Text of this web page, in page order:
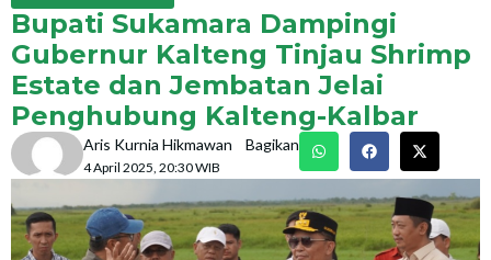
Bupati Sukamara Dampingi
Gubernur Kalteng Tinjau Shrimp
Estate dan Jembatan Jelai
Penghubung Kalteng-Kalbar
Aris Kurnia Hikmawan
4 April 2025, 20:30 WIB
Bagikan